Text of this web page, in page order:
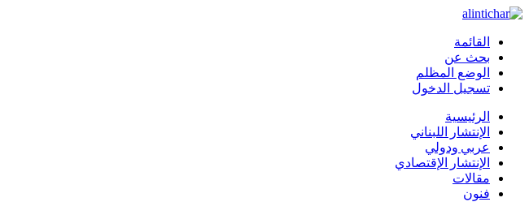
القائمة
بحث عن
الوضع المظلم
تسجيل الدخول
الرئيسية
الإنتشار اللبناني
عربي ودولي
الإنتشار الإقتصادي
مقالات
فنون